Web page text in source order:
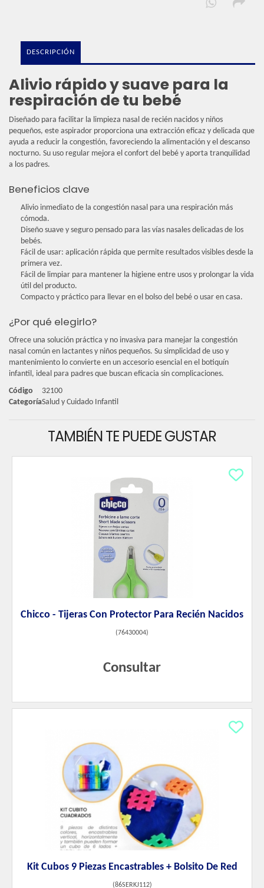
DESCRIPCIÓN
Alivio rápido y suave para la
respiración de tu bebé
Diseñado para facilitar la limpieza nasal de recién nacidos y niños
pequeños, este aspirador proporciona una extracción eficaz y delicada que
ayuda a reducir la congestión, favoreciendo la alimentación y el descanso
nocturno. Su uso regular mejora el confort del bebé y aporta tranquilidad
a los padres.
Beneficios clave
Alivio inmediato de la congestión nasal para una respiración más
cómoda.
Diseño suave y seguro pensado para las vías nasales delicadas de los
bebés.
Fácil de usar: aplicación rápida que permite resultados visibles desde la
primera vez.
Fácil de limpiar para mantener la higiene entre usos y prolongar la vida
útil del producto.
Compacto y práctico para llevar en el bolso del bebé o usar en casa.
¿Por qué elegirlo?
Ofrece una solución práctica y no invasiva para manejar la congestión
nasal común en lactantes y niños pequeños. Su simplicidad de uso y
mantenimiento lo convierte en un accesorio esencial en el botiquín
infantil, ideal para padres que buscan eficacia sin complicaciones.
Código
32100
CategoríaSalud y Cuidado Infantil
TAMBIÉN TE PUEDE GUSTAR
Chicco - Tijeras Con Protector Para Recién Nacidos
(76430004)
Consultar
Kit Cubos 9 Piezas Encastrables + Bolsito De Red
(86SERKJ112)